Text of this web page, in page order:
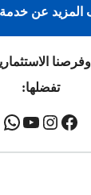
المزيد عن خدمة
تفضلها: